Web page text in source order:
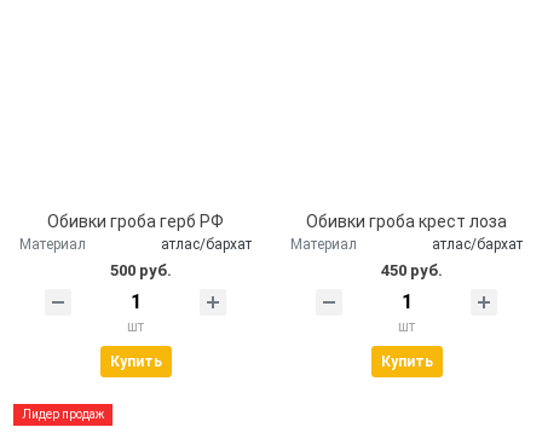
Обивки гроба герб РФ
Материал атлас/бархат
500 руб.
шт
Купить
Обивки гроба крест лоза
Материал атлас/бархат
450 руб.
шт
Купить
Лидер продаж